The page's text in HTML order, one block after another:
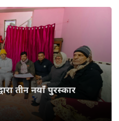
तीन नयाँ पुरस्कार